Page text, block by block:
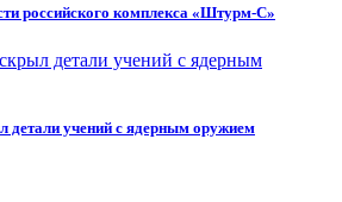
российского комплекса «Штурм-С»
детали учений с ядерным оружием